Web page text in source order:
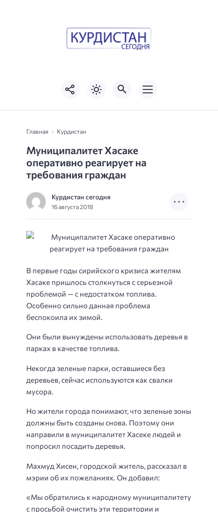
Главная Курдистан
Муниципалитет Хасаке
оперативно реагирует на
требования граждан
Курдистан сегодня
16 августа 2018
В первые годы сирийского кризиса жителям
Хасаке пришлось столкнуться с серьезной
проблемой — с недостатком топлива.
Особенно сильно данная проблема
беспокоила их зимой.
Они были вынуждены использовать деревья в
парках в качестве топлива.
Некогда зеленые парки, оставшиеся без
деревьев, сейчас используются как свалки
мусора.
Но жители города понимают, что зеленые зоны
должны быть созданы снова. Поэтому они
направили в муниципалитет Хасеке людей и
попросил посадить деревья.
Махмуд Хисен, городской житель, рассказал в
мэрии об их пожеланиях. Он добавил:
«Мы обратились к народному муниципалитету
с просьбой очистить эти территории и